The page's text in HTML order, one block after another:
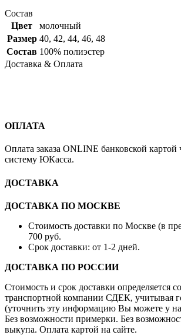
Состав
Цвет
молочный
Размер 40, 42, 44, 46, 48
Состав 100% полиэстер
Доставка & Оплата
ОПЛАТА
Оплата заказа ONLINE банковской картой
систему ЮКасса.
ДОСТАВКА
ДОСТАВКА ПО МОСКВЕ
Стоимость доставки по Москве (в
700 руб.
Срок доставки: от 1-2 дней.
ДОСТАВКА ПО РОССИИ
Стоимость и срок доставки определяется
транспортной компании СДЕК, учитывая
(уточнить эту информацию Вы можете у
Без возможности примерки. Без
выкупа. Оплата картой на сайте.